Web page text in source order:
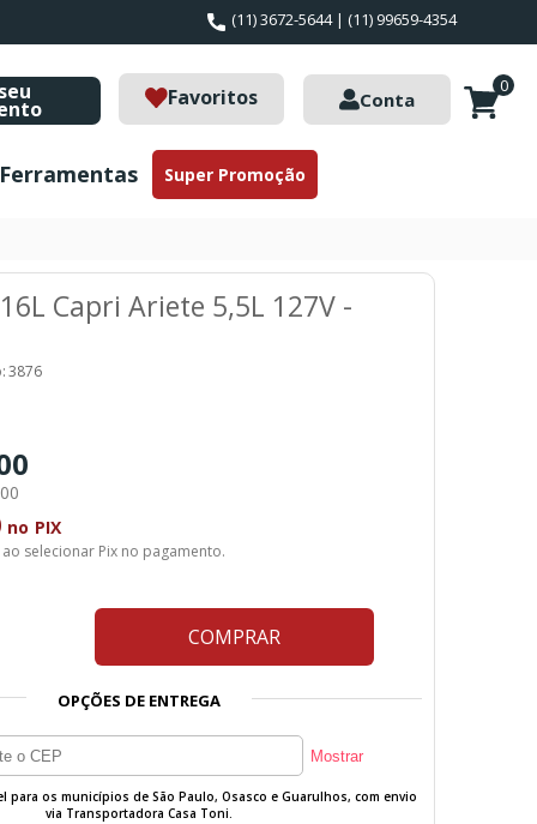
(11) 3672-5644 | (11) 99659-4354
Favoritos Conta
0
Ferramentas Super Promoção
Capri Ariete 5,5L 127V -
3876
no PIX
selecionar Pix no pagamento.
COMPRAR
OPÇÕES DE ENTREGA
para os municípios de São Paulo, Osasco e Guarulhos, com envio
via Transportadora Casa Toni.